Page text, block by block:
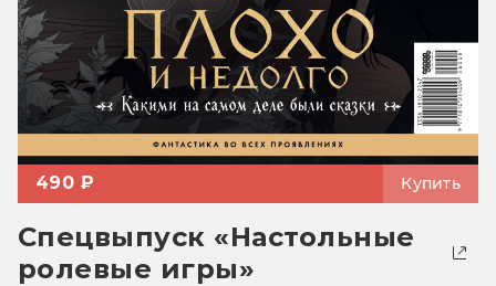
490 ₽ Купить
Спецвыпуск «Настольные
ролевые игры»